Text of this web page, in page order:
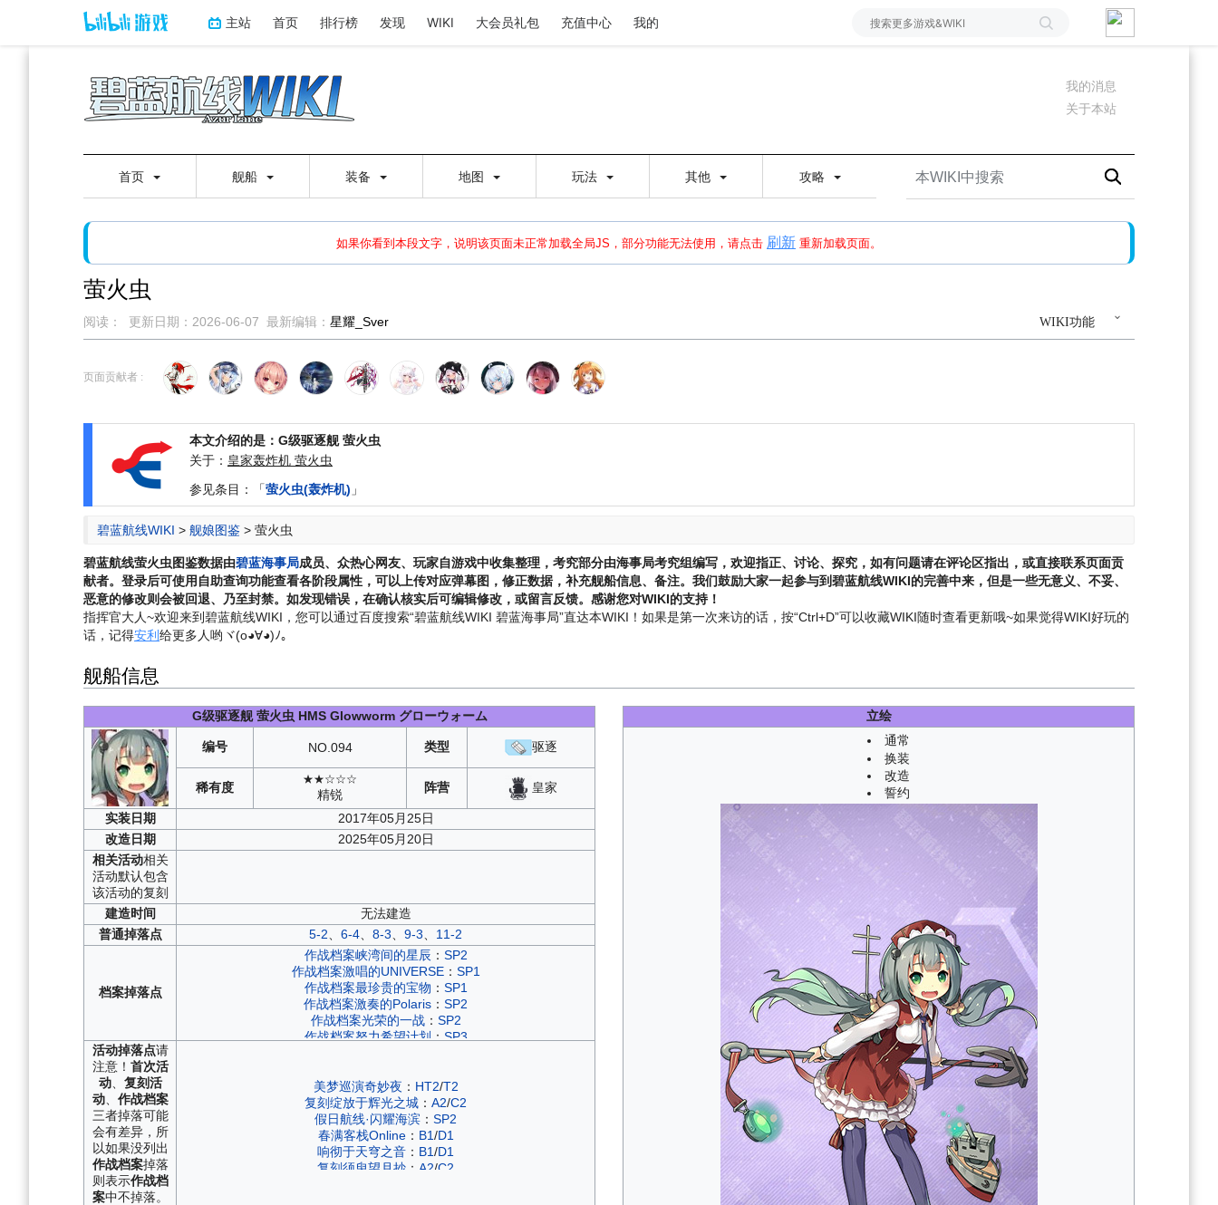
主站 首页 排行榜 发现 WIKI 大会员礼包 充值中心 我的
我的消息
关于本站
首页 舰船 装备 地图 玩法 其他 攻略
如果你看到本段文字，说明该页面未正常加载全局JS，部分功能无法使用，请点击 刷新 重新加载页面。
如果打开页面显示缩略图创建出错，请点击刷新或页面右上WIKI功能中的刷新按钮清除页面缓存并刷新，如果还有问题，请多尝试几次。
萤火虫
WIKI功能
阅读： 更新日期： 2026-06-07 最新编辑： 星耀_Sver
到
到
页面贡献者 :
本文介绍的是：G级驱逐舰 萤火虫
关于： 皇家轰炸机 萤火虫
参见条目：「萤火虫(轰炸机) 」
碧蓝航线WIKI > 舰娘图鉴 > 萤火虫
碧蓝航线萤火虫图鉴数据由碧蓝海事局成员、众热心网友、玩家自游戏中收集整理，考究部分由海事局考究组编写，欢迎指正、讨论、探究，如有问题请在评论区指出，或直接联系页面贡
献者。登录后可使用自助查询功能查看各阶段属性，可以上传对应弹幕图，修正数据，补充舰船信息、备注。我们鼓励大家一起参与到碧蓝航线WIKI的完善中来，但是一些无意义、不妥、
恶意的修改则会被回退、乃至封禁。如发现错误，在确认核实后可编辑修改，或留言反馈。感谢您对WIKI的支持！
指挥官大人~欢迎来到碧蓝航线WIKI，您可以通过百度搜索“碧蓝航线WIKI 碧蓝海事局”直达本WIKI！如果是第一次来访的话，按“Ctrl+D”可以收藏WIKI随时查看更新哦~如果觉得WIKI好玩的
话，记得安利 给更多人哟ヾ(o◕∀◕)ﾉ。
舰船信息
G级驱逐舰 萤火虫 HMS Glowworm グローウォーム
编号 NO. 094 类型 驱逐
稀有度
★★☆☆☆
精锐 阵营 皇家
实装日期
2017年05月25日
改造日期
2025年05月20日
相关活动相关
活动默认包含
该活动的复刻
建造时间
无法建造
普通掉落点 5-2 6-4 8-3 9-3 11-2
档案掉落点
作战档案峡湾间的星辰 ： SP2
作战档案激唱的UNIVERSE： SP1
作战档案最珍贵的宝物 ： SP1
作战档案激奏的Polaris ： SP2
作战档案光荣的一战： SP2
作战档案努力希望计划 ： SP3
作战档案泠誓光庭 ：B1/D1
作战档案峡湾间的反击 ：SP2
作战档案永夜幻光： A1/C1
作战档案穹顶下的圣咏曲：A1
作战档案微层混合：A3/C3
作战档案浮樱影华：B1/D1
活动掉落点请
注意！ 首次活
动、 复刻活
动、 作战档案
三者掉落可能
会有差异，所
以如果没列出
作战档案掉落
则表示作战档
案中不掉落。
美梦巡演奇妙夜 ： HT2/T2
复刻绽放于辉光之城 ： A2/C2
假日航线·闪耀海滨 ： SP2
春满客栈Online： B1/D1
响彻于天穹之音 ： B1/D1
复刻须臾望月抄 ： A2/C2
立绘
通常
换装
改造
誓约